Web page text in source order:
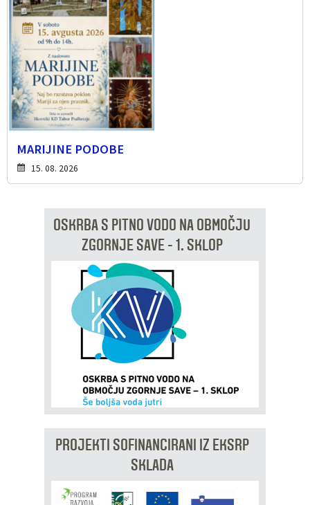
MARIJINE PODOBE
15. 08. 2026
OSKRBA S PITNO VODO NA OBMOČJU
ZGORNJE SAVE - 1. SKLOP
PROJEKTI SOFINANCIRANI IZ EKSRP
SKLADA